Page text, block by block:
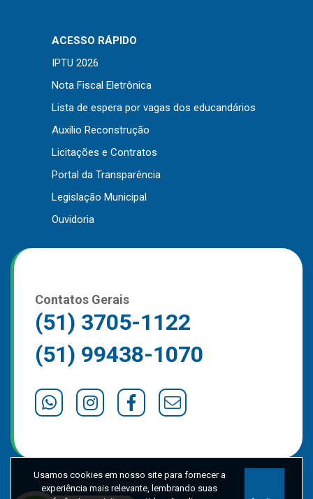
Transparência
Portal da Transparência
Radar da Transparência
Cespro
Outros
Página Inicial
Usamos cookies em nosso site para fornecer a
experiência mais relevante, lembrando suas
ACESSO RÁPIDO
IPTU 2026
Nota Fiscal Eletrônica
Lista de espera por vagas dos educandários
Auxílio Reconstrução
Licitações e Contratos
Portal da Transparência
Legislação Municipal
Ouvidoria
Contatos Gerais
(51) 3705-1122
(51) 99438-1070